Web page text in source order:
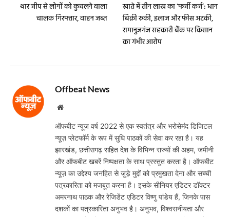
थार जीप से लोगों को कुचलने वाला
चालक गिरफ्तार, वाहन जब्त
खाते में तीन लाख का ‘फर्जी कर्ज’: धान
बिक्री रुकी, इलाज और फीस अटकी,
रामानुजगंज सहकारी बैंक पर किसान
का गंभीर आरोप
Offbeat News
Website
ऑफबीट न्यूज़ वर्ष 2022 से एक स्वतंत्र और भरोसेमंद डिजिटल
न्यूज़ प्लेटफॉर्म के रूप में सुधि पाठकों की सेवा कर रहा है। यह
झारखंड, छत्तीसगढ़ सहित देश के विभिन्न राज्यों की अहम, जमीनी
और ऑफबीट खबरें निष्पक्षता के साथ प्रस्तुत करता है। ऑफबीट
न्यूज़ का उद्देश्य जनहित से जुड़े मुद्दों को प्रमुखता देना और सच्ची
पत्रकारिता को मजबूत करना है। इसके सीनियर एडिटर डॉक्टर
अमरनाथ पाठक और रेजिडेंट एडिटर विष्णु पांडेय हैं, जिनके पास
दशकों का पत्रकारिता अनुभव है। अनुभव, विश्वसनीयता और